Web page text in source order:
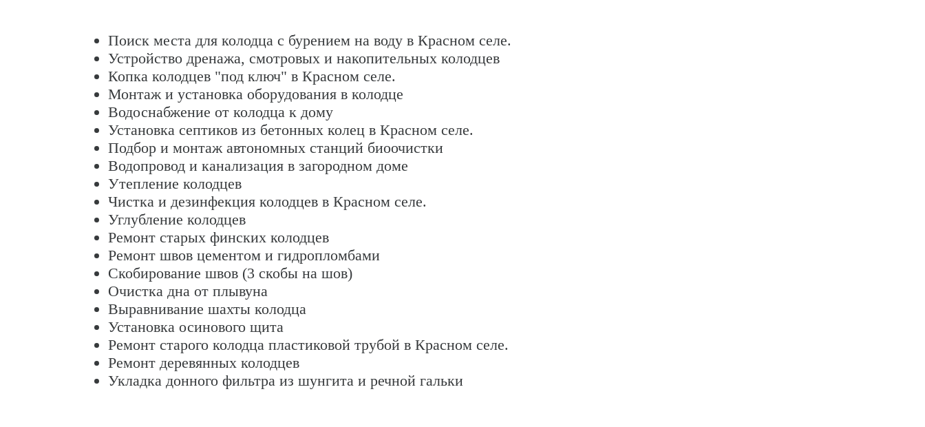
Поиск места для колодца с бурением на воду в Красном селе.
Устройство дренажа, смотровых и накопительных колодцев
Копка колодцев "под ключ" в Красном селе.
Монтаж и установка оборудования в колодце
Водоснабжение от колодца к дому
Установка септиков из бетонных колец в Красном селе.
Подбор и монтаж автономных станций биоочистки
Водопровод и канализация в загородном доме
Утепление колодцев
Чистка и дезинфекция колодцев в Красном селе.
Углубление колодцев
Ремонт старых финских колодцев
Ремонт швов цементом и гидропломбами
Скобирование швов (3 скобы на шов)
Очистка дна от плывуна
Выравнивание шахты колодца
Установка осинового щита
Ремонт старого колодца пластиковой трубой в Красном селе.
Ремонт деревянных колодцев
Укладка донного фильтра из шунгита и речной гальки